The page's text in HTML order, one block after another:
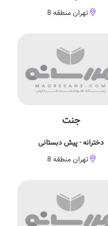
تهران منطقه 8
جنت
دخترانه - پیش دبستانی
تهران منطقه 8